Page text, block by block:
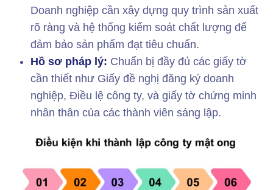
Doanh nghiệp cần xây dựng quy trình sản xuất
rõ ràng và hệ thống kiểm soát chất lượng để
đảm bảo sản phẩm đạt tiêu chuẩn.
Hồ sơ pháp lý: Chuẩn bị đầy đủ các giấy tờ
cần thiết như Giấy đề nghị đăng ký doanh
nghiệp, Điều lệ công ty, và giấy tờ chứng minh
nhân thân của các thành viên sáng lập.